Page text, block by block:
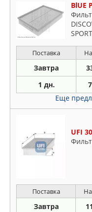
BlUE
Поставка
Завтра
1 дн.
Еще
UFI
Поставка
Завтра